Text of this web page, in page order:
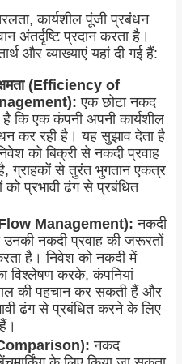
कार्यशील पूंजी प्रबंधन
अंतर्दृष्टि प्रदान करता है।
और व्याख्याएं यहां दी गई हैं:
(Efficiency of
एक छोटा नकद
कि एक कंपनी अपनी कार्यशील
कर रही है। यह सुझाव देता है
को बिक्री से नकदी प्रवाह
ग्राहकों से तुरंत भुगतान एकत्र
प्रभावी ढंग से प्रबंधित
Management): नकदी
नकदी प्रवाह की जरूरतों
है। निवेश को नकदी में
विश्लेषण करके, कंपनियां
की पहचान कर सकती हैं और
ढंग से प्रबंधित करने के लिए
नकद